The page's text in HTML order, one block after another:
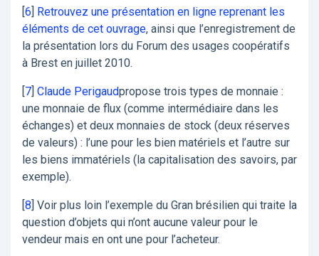
6
Retrouvez une présentation en ligne reprenant les
éléments de cet ouvrage, ainsi que l’enregistrement de
la présentation lors du Forum des usages coopératifs
à Brest en juillet 2010.
7 Claude Perigaudpropose trois types de monnaie :
une monnaie de flux (comme intermédiaire dans les
échanges) et deux monnaies de stock (deux réserves
de valeurs) : l’une pour les bien matériels et l’autre sur
les biens immatériels (la capitalisation des savoirs, par
exemple).
8 Voir plus loin l’exemple du Gran brésilien qui traite la
question d’objets qui n’ont aucune valeur pour le
vendeur mais en ont une pour l’acheteur.